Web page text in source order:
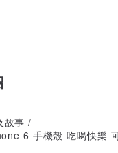
故事 /
6 手機殼 吃喝快樂